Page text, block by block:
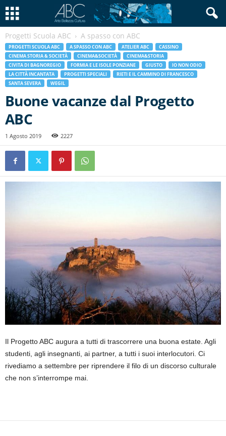
Progetti Scuola ABC A spasso con ABC
PROGETTI SCUOLA ABC A SPASSO CON ABC ATELIER ABC
CASSINO
CINEMA STORIA & SOCIETÀ
CINEMA&SOCIETÀ
CINEMA&STORIA
CIVITA DI BAGNOREGIO
FORMIA E LE ISOLE PONZIANE GIUSTO
IO NON ODIO
LA CITTÀ INCANTATA
PROGETTI SPECIALI
RIETI E IL CAMMINO DI FRANCESCO
SANTA SEVERA
WEGIL
Buone vacanze dal Progetto
ABC
1 Agosto 2019 2227
Il Progetto ABC augura a tutti di trascorrere una buona estate. Agli
studenti, agli insegnanti, ai partner, a tutti i suoi interlocutori. Ci
rivediamo a settembre per riprendere il filo di un discorso culturale
che non s’interrompe mai.